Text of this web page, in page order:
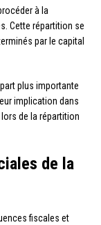
à la
Cette répartition se
par le capital
plus importante
implication dans
de la répartition
de la
fiscales et